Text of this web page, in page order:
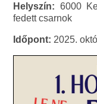
Helyszín: 6000
fedett csarnok
Időpont: 2025.